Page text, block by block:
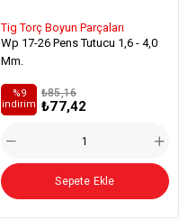
Tig Torç Boyun Parçaları
Wp 17-26 Pens Tutucu 1,6 - 4,0
Mm.
₺77,42
₺85,16
%9
i̇ndirim
Sepete Ekle